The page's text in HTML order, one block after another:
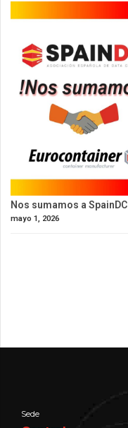
Nos sumamos a SpainDC
mayo 1, 2026
Sede